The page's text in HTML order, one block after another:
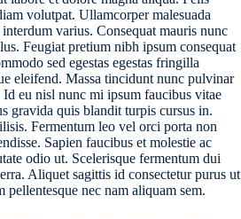
volutpat. Ullamcorper malesuada
varius. Consequat mauris nunc
Feugiat pretium nibh ipsum consequat
sed egestas egestas fringilla
eleifend. Massa tincidunt nunc pulvinar
eu nisl nunc mi ipsum faucibus vitae
gravida quis blandit turpis cursus in.
Fermentum leo vel orci porta non
Sapien faucibus et molestie ac
odio ut. Scelerisque fermentum dui
Aliquet sagittis id consectetur purus ut
pellentesque nec nam aliquam sem.